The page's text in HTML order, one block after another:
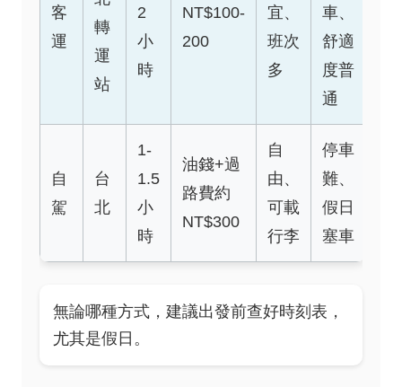
客
運
轉
運
站
2
小
時
NT$100-
200
宜、
班次
多
車、
舒適
度普
通
自
駕
台
北
1-
1.5
小
時
油錢+過
路費約
NT$300
自
由、
可載
行李
停車
難、
假日
塞車
無論哪種方式，建議出發前查好時刻表，
尤其是假日。